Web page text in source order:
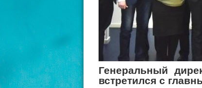
Генеральный
встретился с